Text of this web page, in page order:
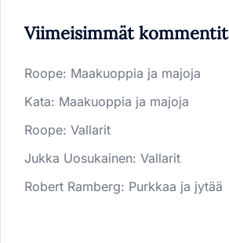
Viimeisimmät kommentit
Roope: Maakuoppia ja majoja
Kata: Maakuoppia ja majoja
Roope: Vallarit
Jukka Uosukainen: Vallarit
Robert Ramberg: Purkkaa ja jytää